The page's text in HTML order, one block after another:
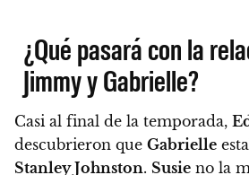
¿Qué pasará con la
Jimmy y Gabrielle?
Casi al final de la temporada,
descubrieron que Gabrielle
Stanley Johnston. Susie no la